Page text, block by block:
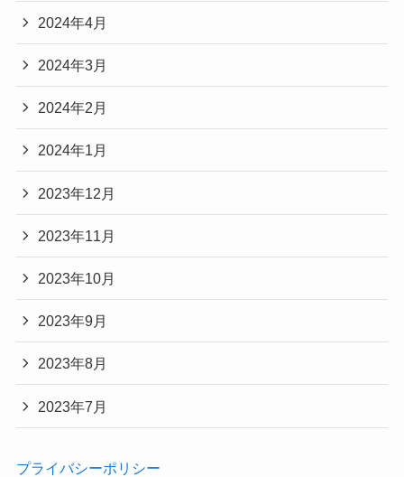
2024年4月
2024年3月
2024年2月
2024年1月
2023年12月
2023年11月
2023年10月
2023年9月
2023年8月
2023年7月
プライバシーポリシー